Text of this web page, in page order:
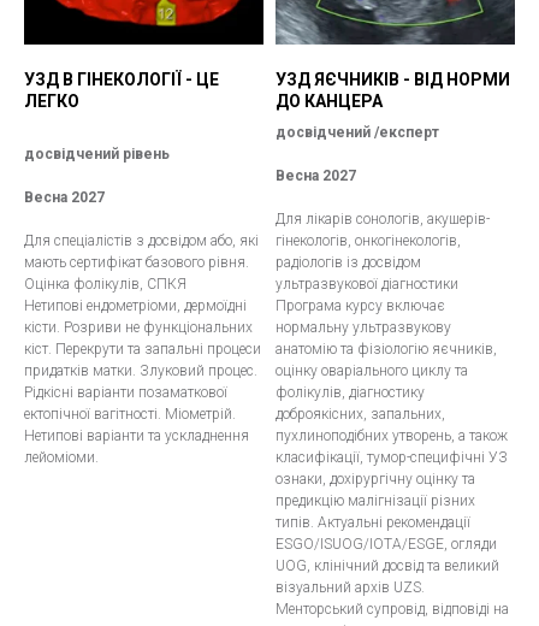
УЗД В ГІНЕКОЛОГІЇ - ЦЕ
ЛЕГКО
досвідчений рівень
Весна 2027
Для спеціалістів з досвідом або, які
мають сертифікат базового рівня.
Оцінка фолікулів, СПКЯ
Нетипові ендометріоми, дермоїдні
кісти. Розриви не функціональних
кіст. Перекрути та запальні процеси
придатків матки. Злуковий процес.
Рідкісні варіанти позаматкової
ектопічної вагітності. Міометрій.
Нетипові варіанти та ускладнення
лейоміоми.
УЗД ЯЄЧНИКІВ - ВІД НОРМИ
ДО КАНЦЕРА
досвідчений /експерт
Весна 2027
Для лікарів сонологів, акушерів-
гінекологів, онкогінекологів,
радіологів із досвідом
ультразвукової діагностики
Програма курсу включає
нормальну ультразвукову
анатомію та фізіологію яєчників,
оцінку оваріального циклу та
фолікулів, діагностику
доброякісних, запальних,
пухлиноподібних утворень, а також
класифікації, тумор-специфічні УЗ
ознаки, дохірургічну оцінку та
предикцію малігнізації різних
типів. Актуальні рекомендації
ESGO/ISUOG/IOTA/ESGE, огляди
UOG, клінічний досвід та великий
візуальний архів UZS.
Менторський супровід, відповіді на